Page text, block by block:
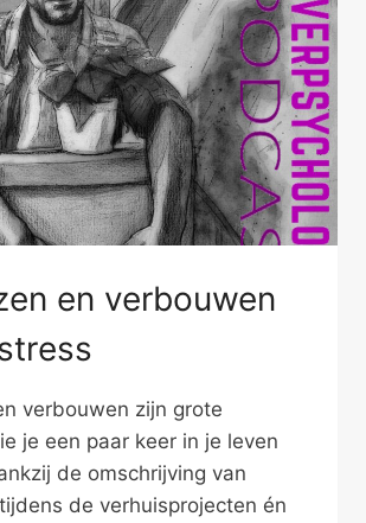
en verbouwen
verbouwen zijn grote
je een paar keer in je leven
de omschrijving van
de verhuisprojecten én